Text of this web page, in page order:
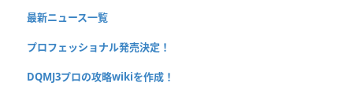
最新ニュース一覧
プロフェッショナル発売決定！
DQMJ3プロの攻略wikiを作成！